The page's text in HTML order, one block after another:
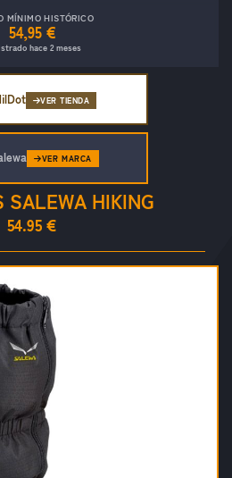
MÍNIMO HISTÓRICO
54,95 €
hace 2 meses
VER TIENDA
SALEWA HIKING
54.95 €
VER MARCA